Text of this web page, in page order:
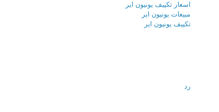
اسعار تكييف يونيون اير
مبيعات يونيون اير
تكييف يونيون اير
رد